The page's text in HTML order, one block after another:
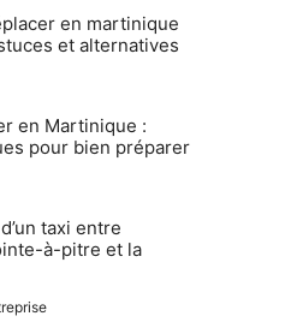
en martinique
et alternatives
en Martinique :
pour bien préparer
taxi entre
à-pitre et la